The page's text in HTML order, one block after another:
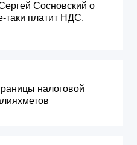
Сосновский о
таки платит НДС.
налоговой